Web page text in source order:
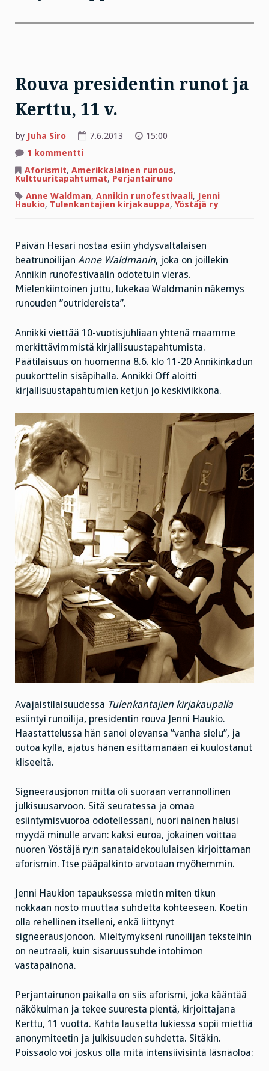
Rouva presidentin runot ja
Kerttu, 11 v.
by Juha Siro 7.6.2013
15:00
1 kommenttiartikkeliin
presidentin
runot
Kerttu,
11
Aforismit, Amerikkalainen runous,
Kulttuuritapahtumat, Perjantairuno
Anne Waldman, Annikin runofestivaali, Jenni
Haukio, Tulenkantajien kirjakauppa, Yöstäjä ry
Päivän Hesari nostaa esiin yhdysvaltalaisen
beatrunoilijan Anne Waldmanin, joka on joillekin
Annikin runofestivaalin odotetuin vieras.
Mielenkiintoinen juttu, lukekaa Waldmanin näkemys
runouden ”outridereista”.
Annikki viettää 10-vuotisjuhliaan yhtenä maamme
merkittävimmistä kirjallisuustapahtumista.
Päätilaisuus on huomenna 8.6. klo 11-20 Annikinkadun
puukorttelin sisäpihalla. Annikki Off aloitti
kirjallisuustapahtumien ketjun jo keskiviikkona.
Avajaistilaisuudessa Tulenkantajien kirjakaupalla
esiintyi runoilija, presidentin rouva Jenni Haukio.
Haastattelussa hän sanoi olevansa ”vanha sielu”, ja
outoa kyllä, ajatus hänen esittämänään ei kuulostanut
kliseeltä.
Signeerausjonon mitta oli suoraan verrannollinen
julkisuusarvoon. Sitä seuratessa ja omaa
esiintymisvuoroa odotellessani, nuori nainen halusi
myydä minulle arvan: kaksi euroa, jokainen voittaa
nuoren Yöstäjä ry:n sanataidekoululaisen kirjoittaman
aforismin. Itse pääpalkinto arvotaan myöhemmin.
Jenni Haukion tapauksessa mietin miten tikun
nokkaan nosto muuttaa suhdetta kohteeseen. Koetin
olla rehellinen itselleni, enkä liittynyt
signeerausjonoon. Mieltymykseni runoilijan teksteihin
on neutraali, kuin sisaruussuhde intohimon
vastapainona.
Perjantairunon paikalla on siis aforismi, joka kääntää
näkökulman ja tekee suuresta pientä, kirjoittajana
Kerttu, 11 vuotta. Kahta lausetta lukiessa sopii miettiä
anonymiteetin ja julkisuuden suhdetta. Sitäkin.
Poissaolo voi joskus olla mitä intensiivisintä läsnäoloa: